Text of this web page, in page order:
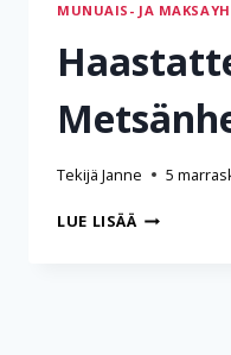
MUNUAIS- JA
Tekijä Janne 5
LUE LISÄÄ